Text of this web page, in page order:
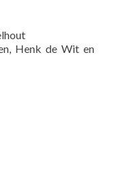
Henk de Wit en